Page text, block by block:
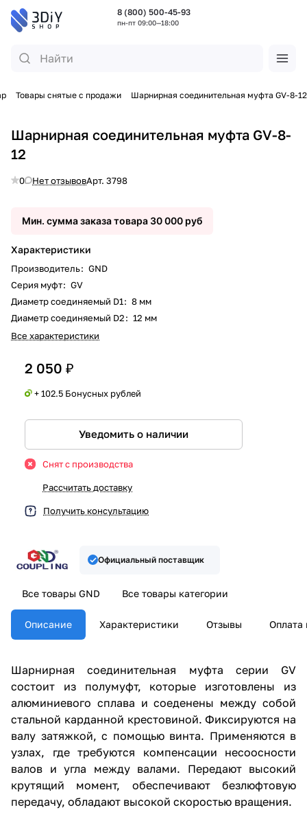
8 (800) 500-45-93
пн-пт 09:00—18:00
Товары снятые с продажи Шарнирная соединительная муфта GV-8-12
Шарнирная соединительная муфта GV-8-
12
0 Нет отзывовАрт. 3798
Мин. сумма заказа товара 30 000 руб
Характеристики
Производитель: GND
Серия муфт: GV
Диаметр соединяемый D1: 8 мм
Диаметр соединяемый D2: 12 мм
Все характеристики
2 050 ₽
+ 102.5 Бонусных рублей
Уведомить о наличии
Снят с производства
Рассчитать доставку
Получить консультацию
Официальный поставщик
Все товары GND Все товары категории
Описание Характеристики Отзывы Оплата
Шарнирная соединительная муфта серии GV
состоит из полумуфт, которые изготовлены из
алюминиевого сплава и соеденены между собой
стальной карданной крестовиной. Фиксируются на
валу затяжкой, с помощью винта. Применяются в
узлах, где требуются компенсации несоосности
валов и угла между валами. Передают высокий
крутящий момент, обеспечивают безлюфтовую
передачу, обладают высокой скоростью вращения.